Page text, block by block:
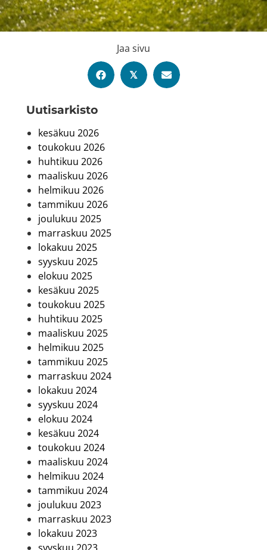
Uutis­arkisto
kesäkuu 2026
toukokuu 2026
huhtikuu 2026
maaliskuu 2026
helmikuu 2026
tammikuu 2026
joulukuu 2025
marraskuu 2025
lokakuu 2025
syyskuu 2025
elokuu 2025
kesäkuu 2025
toukokuu 2025
huhtikuu 2025
maaliskuu 2025
helmikuu 2025
tammikuu 2025
marraskuu 2024
lokakuu 2024
syyskuu 2024
elokuu 2024
kesäkuu 2024
toukokuu 2024
maaliskuu 2024
helmikuu 2024
tammikuu 2024
joulukuu 2023
marraskuu 2023
lokakuu 2023
Jaa sivu
𝕏